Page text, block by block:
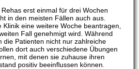
erst einmal für drei Wochen
in den meisten Fällen auch aus.
eine weitere Woche beantragen,
Fall genehmigt wird. Während
die Patienten nicht nur zahlreiche
dort auch verschiedene Übungen
mit denen sie zuhause ihren
positiv beeinflussen können.